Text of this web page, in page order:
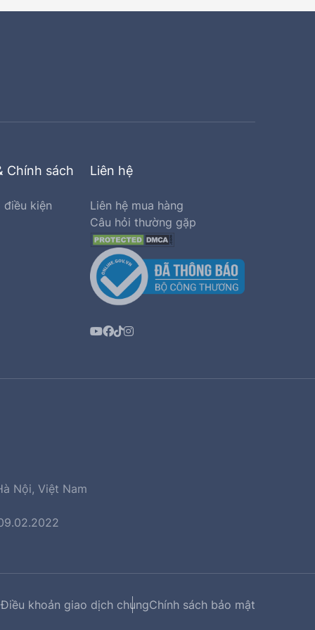
Chính sách
kiện
Liên hệ
Liên hệ mua hàng
Câu hỏi thường gặp
Nội, Việt Nam
Điều khoản giao dịch chungChính sách bảo mật